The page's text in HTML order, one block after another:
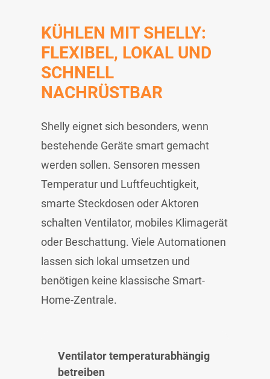
KÜHLEN MIT SHELLY:
FLEXIBEL, LOKAL UND
SCHNELL
NACHRÜSTBAR
Shelly eignet sich besonders, wenn
bestehende Geräte smart gemacht
werden sollen. Sensoren messen
Temperatur und Luftfeuchtigkeit,
smarte Steckdosen oder Aktoren
schalten Ventilator, mobiles Klimagerät
oder Beschattung. Viele Automationen
lassen sich lokal umsetzen und
benötigen keine klassische Smart-
Home-Zentrale.
Ventilator temperaturabhängig
betreiben